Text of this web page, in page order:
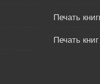
Печать
Печать